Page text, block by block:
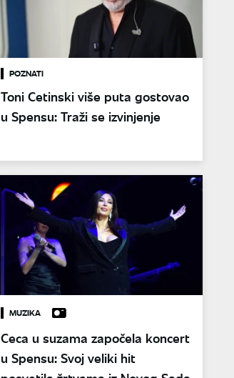
POZNATI
Toni Cetinski više puta gostovao
u Spensu: Traži se izvinjenje
MUZIKA
Ceca u suzama započela koncert
u Spensu: Svoj veliki hit